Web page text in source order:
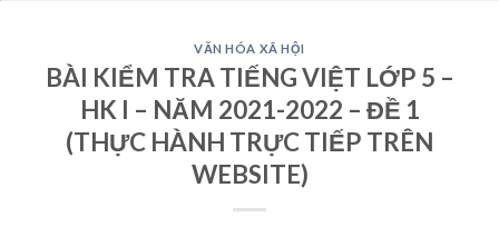
VĂN HÓA XÃ HỘI
BÀI KIỂM TRA TIẾNG VIỆT LỚP 5 –
HK I – NĂM 2021-2022 – ĐỀ 1
(THỰC HÀNH TRỰC TIẾP TRÊN
WEBSITE)